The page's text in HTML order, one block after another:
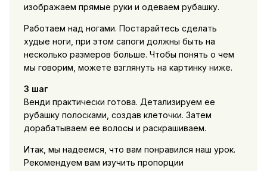
изображаем прямые руки и одеваем рубашку.
Работаем над ногами. Постарайтесь сделать
худые ноги, при этом сапоги должны быть на
несколько размеров больше. Чтобы понять о чем
мы говорим, можете взглянуть на картинку ниже.
3 шаг
Венди практически готова. Детализируем ее
рубашку полосками, создав клеточки. Затем
дорабатываем ее волосы и раскрашиваем.
Итак, мы надеемся, что вам понравился наш урок.
Рекомендуем вам изучить пропорции